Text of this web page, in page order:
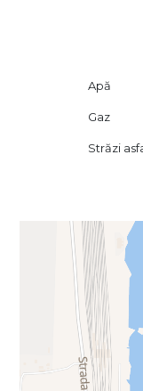
Apă
Gaz
Străzi